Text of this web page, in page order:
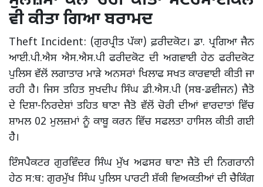
ਵੀ ਕੀਤਾ ਗਿਆ ਬਰਾਮਦ
Theft Incident: (ਗੁਰਪ੍ਰੀਤ ਪੱਕਾ) ਫ਼ਰੀਦਕੋਟ। ਡਾ. ਪ੍ਰਗਿਆ ਜੈਨ
ਆਈ.ਪੀ.ਐਸ ਐਸ.ਐਸ.ਪੀ ਫਰੀਦਕੋਟ ਦੀ ਅਗਵਾਈ ਹੇਠ ਫਰੀਦਕੋਟ
ਪੁਲਿਸ ਵੱਲੋਂ ਲਗਾਤਾਰ ਮਾੜੇ ਅਨਸਰਾਂ ਖਿਲਾਫ ਸਖਤ ਕਾਰਵਾਈ ਕੀਤੀ ਜਾ
ਰਹੀ ਹੈ। ਜਿਸ ਤਹਿਤ ਸੁਖਦੀਪ ਸਿੰਘ ਡੀ.ਐਸ.ਪੀ (ਸਬ-ਡਵੀਜਨ) ਜੈਤੋ
ਦੇ ਦਿਸ਼ਾ-ਨਿਰਦੇਸ਼ਾਂ ਤਹਿਤ ਥਾਣਾ ਜੈਤੋ ਵੱਲੋਂ ਚੋਰੀ ਦੀਆਂ ਵਾਰਦਾਤਾਂ ਵਿੱਚ
ਸ਼ਾਮਲ 02 ਮੁਲਜ਼ਮਾਂ ਨੂੰ ਕਾਬੂ ਕਰਨ ਵਿੱਚ ਸਫਲਤਾ ਹਾਸਿਲ ਕੀਤੀ ਗਈ
ਹੈ।
ਇੰਸਪੈਕਟਰ ਗੁਰਵਿੰਦਰ ਸਿੰਘ ਮੁੱਖ ਅਫਸਰ ਥਾਣਾ ਜੈਤੋ ਦੀ ਨਿਗਰਾਨੀ
ਹੇਠ ਸ:ਥ: ਗੁਰਮੁੱਖ ਸਿੰਘ ਪੁਲਿਸ ਪਾਰਟੀ ਸ਼ੱਕੀ ਵਿਅਕਤੀਆਂ ਦੀ ਚੈਕਿੰਗ